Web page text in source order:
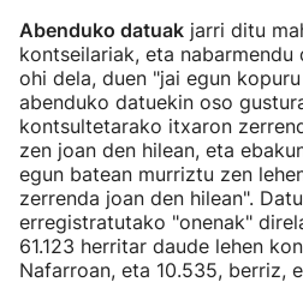
Abenduko datuak jarri ditu
kontseilariak, eta
ohi dela, duen "jai egun
abenduko datuekin oso
kontsultetarako itxaron
zen joan den hilean, eta
egun batean murriztu zen
zerrenda joan den hilean".
erregistratutako "onenak"
61.123 herritar daude lehen
Nafarroan, eta 10.535, berriz,